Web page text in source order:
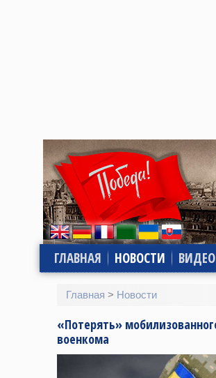
ГЛАВНАЯ НОВОСТИ ВИДЕО
Главная > Новости
«Потерять»
военкома